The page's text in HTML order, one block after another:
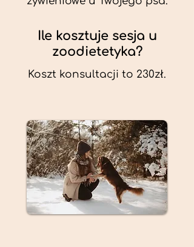
Ile kosztuje sesja u
zoodietetyka?
Koszt konsultacji to 230zł.